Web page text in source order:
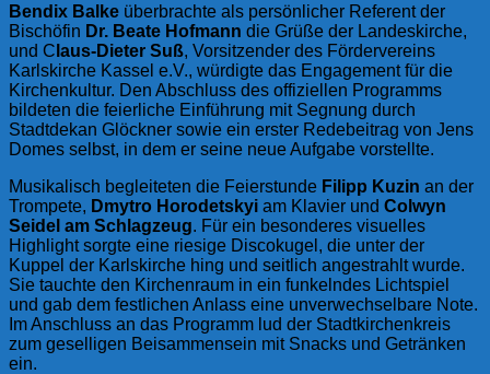
Bendix Balke überbrachte als persönlicher Referent der
Bischöfin Dr. Beate Hofmann die Grüße der Landeskirche,
und C laus-Dieter Suß, Vorsitzender des Fördervereins
Karlskirche Kassel e.V., würdigte das Engagement für die
Kirchenkultur. Den Abschluss des offiziellen Programms
bildeten die feierliche Einführung mit Segnung durch
Stadtdekan Glöckner sowie ein erster Redebeitrag von Jens
Domes selbst, in dem er seine neue Aufgabe vorstellte.
Musikalisch begleiteten die Feierstunde Filipp Kuzin an der
Trompete, Dmytro Horodetskyi am Klavier und Colwyn
Seidel am Schlagzeug. Für ein besonderes visuelles
Highlight sorgte eine riesige Discokugel, die unter der
Kuppel der Karlskirche hing und seitlich angestrahlt wurde.
Sie tauchte den Kirchenraum in ein funkelndes Lichtspiel
und gab dem festlichen Anlass eine unverwechselbare Note.
Im Anschluss an das Programm lud der Stadtkirchenkreis
zum geselligen Beisammensein mit Snacks und Getränken
ein.